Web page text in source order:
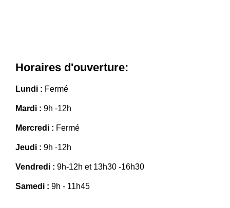
Horaires d'ouverture:
Lundi : Fermé
Mardi :9h -12h
Mercredi : Fermé
Jeudi :9h -12h
Vendredi :9h-12h et 13h30 -16h30
Samedi :9h - 11h45